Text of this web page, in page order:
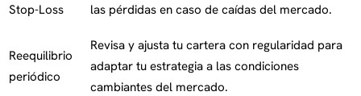
Stop-Loss
las pérdidas en caso de caídas del mercado.
Reequilibrio
periódico
Revisa y ajusta tu cartera con regularidad para
adaptar tu estrategia a las condiciones
cambiantes del mercado.